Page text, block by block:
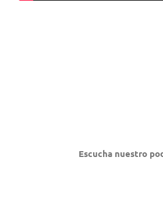
Escucha nuestro